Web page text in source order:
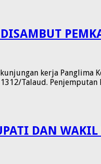
kerja Panglima
Talaud.
DAN